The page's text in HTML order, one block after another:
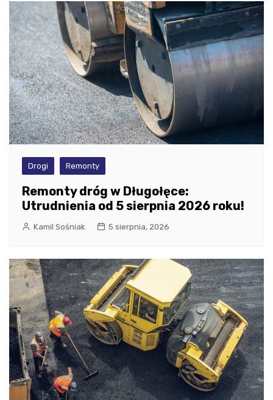
Drogi Remonty
Remonty dróg w Długołęce:
Utrudnienia od 5 sierpnia 2026 roku!
Kamil Sośniak 5 sierpnia, 2026